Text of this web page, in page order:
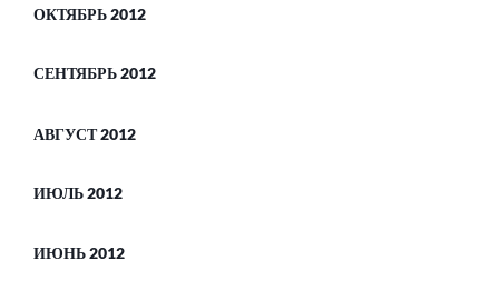
ОКТЯБРЬ 2012
СЕНТЯБРЬ 2012
АВГУСТ 2012
ИЮЛЬ 2012
ИЮНЬ 2012